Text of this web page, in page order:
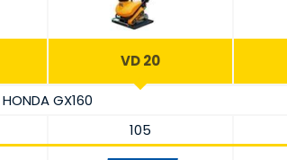
VD 20
HONDA GX160
105